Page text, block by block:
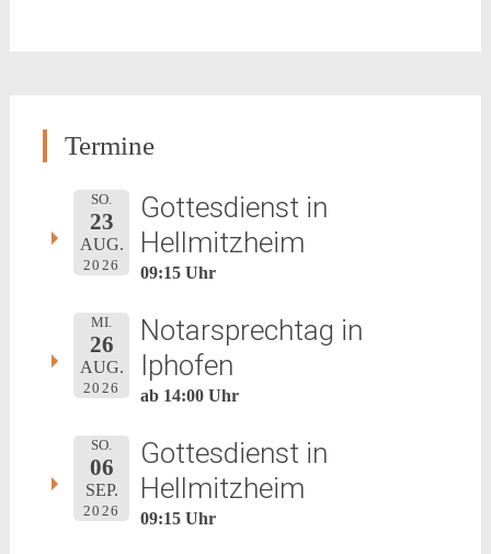
Termine
SO.
23
AUG.
2026
Gottesdienst in
Hellmitzheim
09:15 Uhr
MI.
26
AUG.
2026
Notarsprechtag in
Iphofen
ab 14:00 Uhr
SO.
06
SEP.
2026
Gottesdienst in
Hellmitzheim
09:15 Uhr